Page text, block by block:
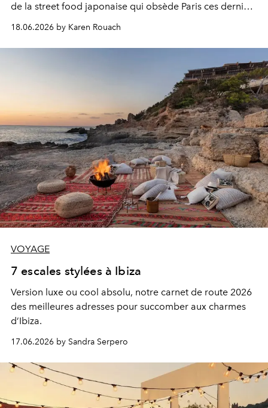
de la street food japonaise qui obsède Paris ces derniers
Une halte qui devrait rapidement attirer les
fidèles du chef.
18.06.2026 by Karen Rouach
VOYAGE
7 escales stylées à Ibiza
Version luxe ou cool absolu, notre carnet de route 2026
des meilleures adresses pour succomber aux charmes
d’Ibiza.
17.06.2026 by Sandra Serpero